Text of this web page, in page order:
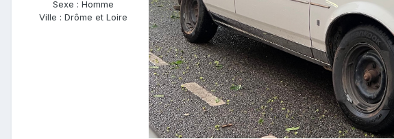
Sexe : Homme
Ville : Drôme et Loire